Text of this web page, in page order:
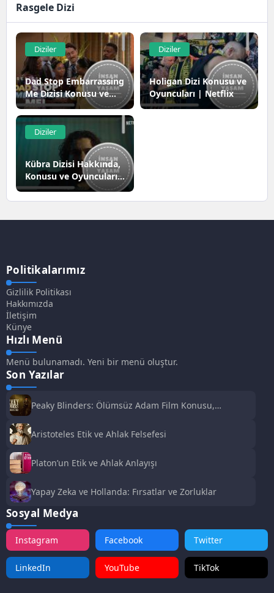
Rasgele Dizi
Diziler
Dad Stop Embarrassing
Me Dizisi Konusu ve
Oyuncuları
Diziler
Holigan Dizi Konusu ve
Oyuncuları | Netflix
Diziler
Kübra Dizisi Hakkında,
Konusu ve Oyuncuları |
Netflix
Politikalarımız
Gizlilik Politikası
Hakkımızda
İletişim
Künye
Hızlı Menü
Menü bulunamadı. Yeni bir menü oluştur.
Son Yazılar
Peaky Blinders: Ölümsüz Adam Film Konusu,
Aristoteles Etik ve Ahlak Felsefesi
Platon’un Etik ve Ahlak Anlayışı
Yapay Zeka ve Hollanda: Fırsatlar ve Zorluklar
Sosyal Medya
Instagram Facebook Twitter
LinkedIn YouTube TikTok